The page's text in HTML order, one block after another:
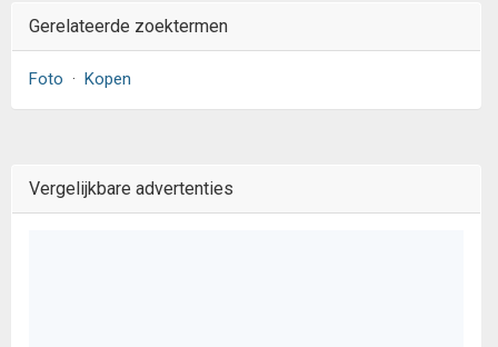
Gerelateerde zoektermen
Foto · Kopen
Vergelijkbare advertenties